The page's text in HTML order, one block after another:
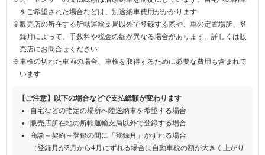
をご希望された場合などは、別途納車費用がかかります
※販売店の所在する所轄運輸支局以外で登録する際や、車の定置場所、登
録月によって、手数料や税金の額が異なる場合があります。詳しくは販
売店にお問合せください
※車検の切れた車両の場合、車検を取得するために必要な費用も含まれて
います
【ご注意】以下の場合などで支払総額が変わります
自宅などの指定の場所へ陸送納車を希望する場合
販売店所在地の所轄運輸支局以外で登録する場合
商談～契約～登録の間に「登録月」がずれる場合
（登録月が3月から4月にずれる場合は自動車税の額が大きく上がり